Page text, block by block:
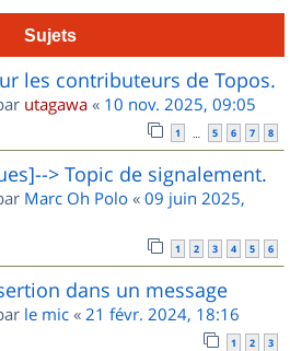
Sujets
les contributeurs de Topos.
utagawa « 10 nov. 2025, 09:05
1 … 5 6 7 8
> Topic de signalement.
Marc Oh Polo « 09 juin 2025,
1 2 3 4 5 6
dans un message
le mic « 21 févr. 2024, 18:16
1 2 3